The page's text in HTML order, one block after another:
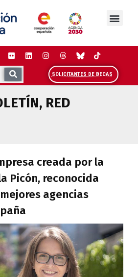
SOLICITANTES DE BECAS
, RED
creada por la
creada por la
Picón, reconocida
agencias